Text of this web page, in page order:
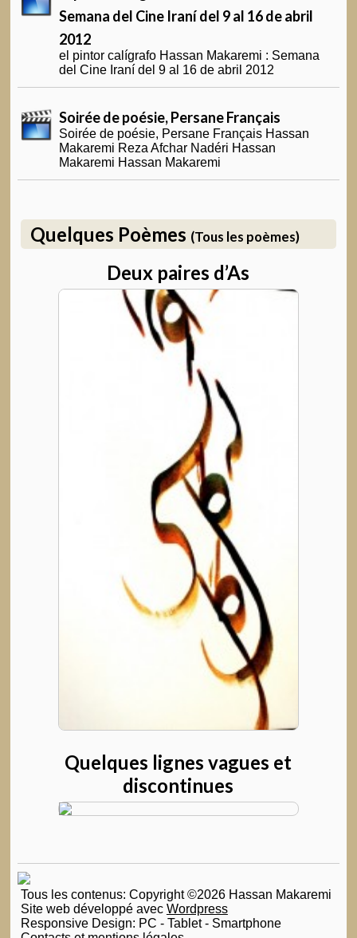
Semana del Cine Iraní del 9 al 16 de abril
2012
el pintor calígrafo Hassan Makaremi : Semana
del Cine Iraní del 9 al 16 de abril 2012
Soirée de poésie, Persane Français
Soirée de poésie, Persane Français Hassan
Makaremi Reza Afchar Nadéri Hassan
Makaremi Hassan Makaremi
Quelques Poèmes (Tous les poèmes)
Deux paires d’As
Quelques lignes vagues et
discontinues
Tous les contenus: Copyright ©2026 Hassan Makaremi
Site web développé avec Wordpress
Responsive Design: PC - Tablet - Smartphone